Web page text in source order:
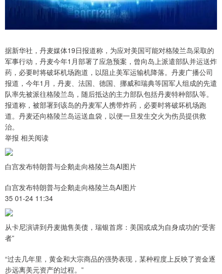
据新华社，丹麦媒体19日报道称，为应对美国可能对格陵兰岛采取的
军事行动，丹麦今年1月部署了应急预案，曾向岛上派遣部队并运送炸
药，必要时将破坏机场跑道，以阻止美军运输机降落。丹麦广播公司
报道，今年1月，丹麦、法国、德国、挪威和瑞典等国军人组成的先遣
队率先被派往格陵兰岛，随后抵达的主力部队包括丹麦特种部队等。
报道称，被部署到该岛的丹麦军人携带炸药，必要时将破坏机场跑
道。丹麦还向格陵兰岛运送血袋，以便一旦发生交火为伤员提供救
治。
举报 相关阅读
白宫发布特朗普与企鹅走向格陵兰岛AI图片
白宫发布特朗普与企鹅走向格陵兰岛AI图片
35 01-24 11:34
从卡尼演讲到丹麦抛售美债，瑞银首席：美国或成为自身成功的“受害
者”
“过去几年里，黄金和大宗商品的强势表现，某种程度上反映了资金逐
步远离美元资产的过程。”